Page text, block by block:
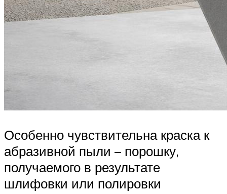
Особенно чувствительна краска к
абразивной пыли – порошку,
получаемого в результате
шлифовки или полировки